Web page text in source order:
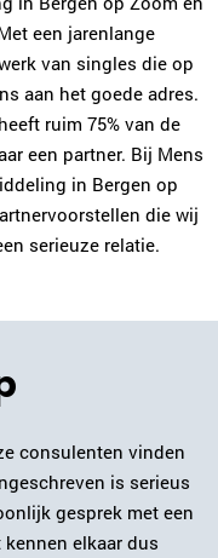
een jarenlange
van singles die op
aan het goede adres.
ruim 75% van de
een partner. Bij Mens
in Bergen op
die wij
serieuze relatie.
consulenten vinden
is serieus
gesprek met een
elkaar dus
Morsink